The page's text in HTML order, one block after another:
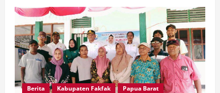
Berita Kabupaten Fakfak Papua Barat